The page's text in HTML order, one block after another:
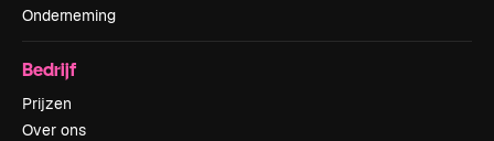
Onderneming
Bedrijf
Prijzen
Over ons